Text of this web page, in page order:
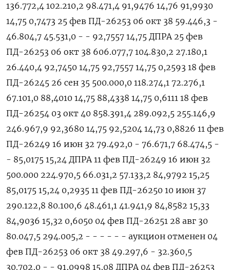
136.772,4 102.210,2 98.471,4 91,9476 14,76 91,9930
14,75 0,7473 25 фев ПД-26253 06 окт 38 59.446,3 -
46.804,7 45.531,0 - - 92,7557 14,75 ДПРА 25 фев
ПД-26253 06 окт 38 606.077,7 104.830,2 27.180,1
26.440,4 92,7450 14,75 92,7557 14,75 0,2593 18 фев
ПД-26245 26 сен 35 500.000,0 118.274,1 72.276,1
67.101,0 88,4010 14,75 88,4338 14,75 0,6111 18 фев
ПД-26254 03 окт 40 858.391,4 289.092,5 255.146,9
246.967,9 92,3680 14,75 92,5204 14,73 0,8826 11 ‌фев
ПД-26249 16 июн 32 79.492,0 - 76.671,7 68.474,5 -
- 85,0175 15,24 ДПРА 11 фев ПД-26249 16 июн 32
500.000 224.970,5 66.031,2 57.133,2 84,9792 15,25
85,0175 15,24 0,2935 11 фев ПД-26250 10 июн 37
290.122,8 80.100,6 48.461,1 41.941,9 84,8582 15,33
84,9036 15,32 0,6050 04 фев ПД-26251 28 авг 30
80.047,5 294.005,2 - - - - - - аукцион ‌отменен 04
фев ПД-26253 06 окт 38 49.297,6 - 32.360,5
30.702,0 - - 91,0998 15,08 ДПРА 04 фев ПД-26253